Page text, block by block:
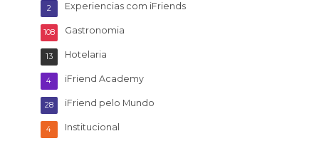
Experiencias com iFriends
2
Gastronomia
108
Hotelaria
13
iFriend Academy
4
iFriend pelo Mundo
28
Institucional
4